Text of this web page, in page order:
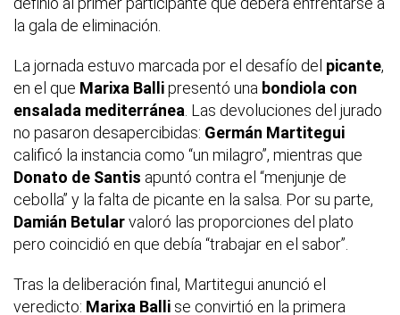
la gala de eliminación.
La jornada estuvo marcada por el desafío del picante,
en el que Marixa Ballipresentó una bondiola con
ensalada mediterránea. Las devoluciones del jurado
no pasaron desapercibidas: Germán Martitegui
calificó la instancia como “un milagro”, mientras que
Donato de Santis apuntó contra el “menjunje de
cebolla” y la falta de picante en la salsa. Por su parte,
Damián Betularvaloró las proporciones del plato
pero coincidió en que debía “trabajar en el sabor”.
Tras la deliberación final, Martitegui anunció el
veredicto: Marixa Balli se convirtió en la primera